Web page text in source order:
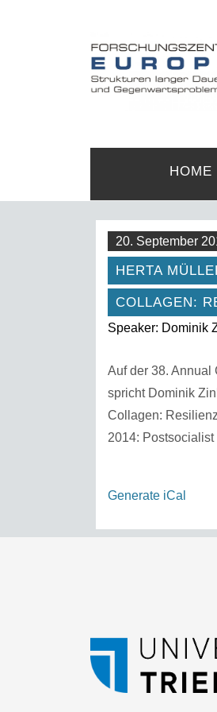
HOME
20. September
HERTA
COLLAGEN:
Speaker: Dominik
Auf der 38. Annual
spricht Dominik
Collagen:
2014:
Generate iCal